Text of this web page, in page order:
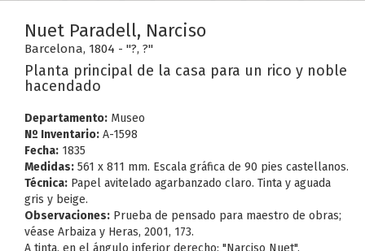
Nuet Paradell, Narciso
Barcelona, 1804 - "?, ?"
Planta principal de la casa para un rico y noble
hacendado
Departamento: Museo
Nº Inventario: A-1598
Fecha: 1835
Medidas: 561 x 811 mm. Escala gráfica de 90 pies castellanos.
Técnica: Papel avitelado agarbanzado claro. Tinta y aguada
gris y beige.
Observaciones: Prueba de pensado para maestro de obras;
véase Arbaiza y Heras, 2001, 173.
A tinta, en el ángulo inferior derecho: "Narciso Nuet".